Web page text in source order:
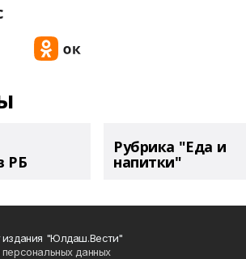
РБ
Рубрика "Еда и
напитки"
"Юлдаш.Вести"
данных